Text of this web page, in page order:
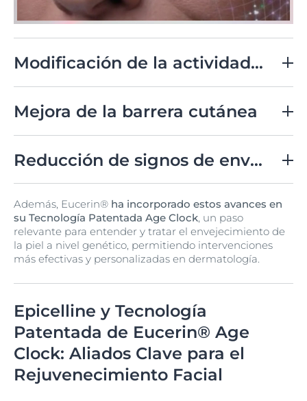
Modificación de la actividad genética
influyen en la hidratación y la síntesis de colágeno,
esenciales para la firmeza y elasticidad de la piel.
Mejora de la barrera cutánea
contaminación y los UV, mejorando la expresión
genética de los componentes de la barrera cutánea.
Reducción de signos de envejecimiento
promueve una mayor elasticidad y regeneración
celular, lo que ayuda a disminuir las líneas finas y
arrugas.
Además, Eucerin® ha incorporado estos avances en
su Tecnología Patentada Age Clock, un paso
relevante para entender y tratar el envejecimiento de
la piel a nivel genético, permitiendo intervenciones
más efectivas y personalizadas en dermatología.
Epicelline y Tecnología
Patentada de Eucerin® Age
Clock: Aliados Clave para el
Rejuvenecimiento Facial